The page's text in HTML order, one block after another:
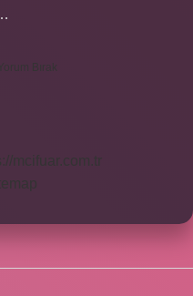
Yorum Bırak
mcifuar.com.tr